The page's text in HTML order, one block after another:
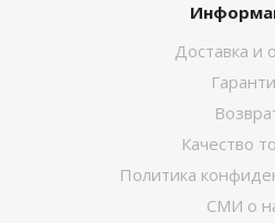
Доставка и
Качество
Политика
СМИ о